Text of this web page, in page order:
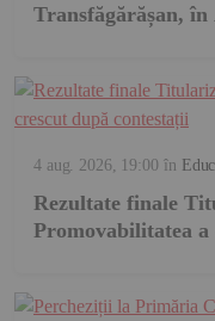
Transfăgărășan,
4 aug. 2026, 19:00 în
Rezultate finale
Promovabilitatea a